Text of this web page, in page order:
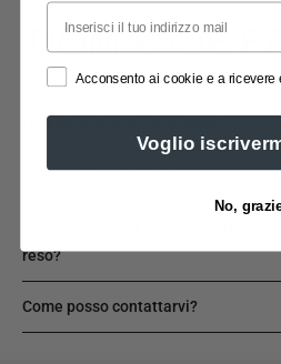
DOMANDE
Quando arriva il mio ordine?
Come posso pagare?
reso?
Come posso contattarvi?
Email
Acconsento ai cookie e a ricevere
Voglio
No,